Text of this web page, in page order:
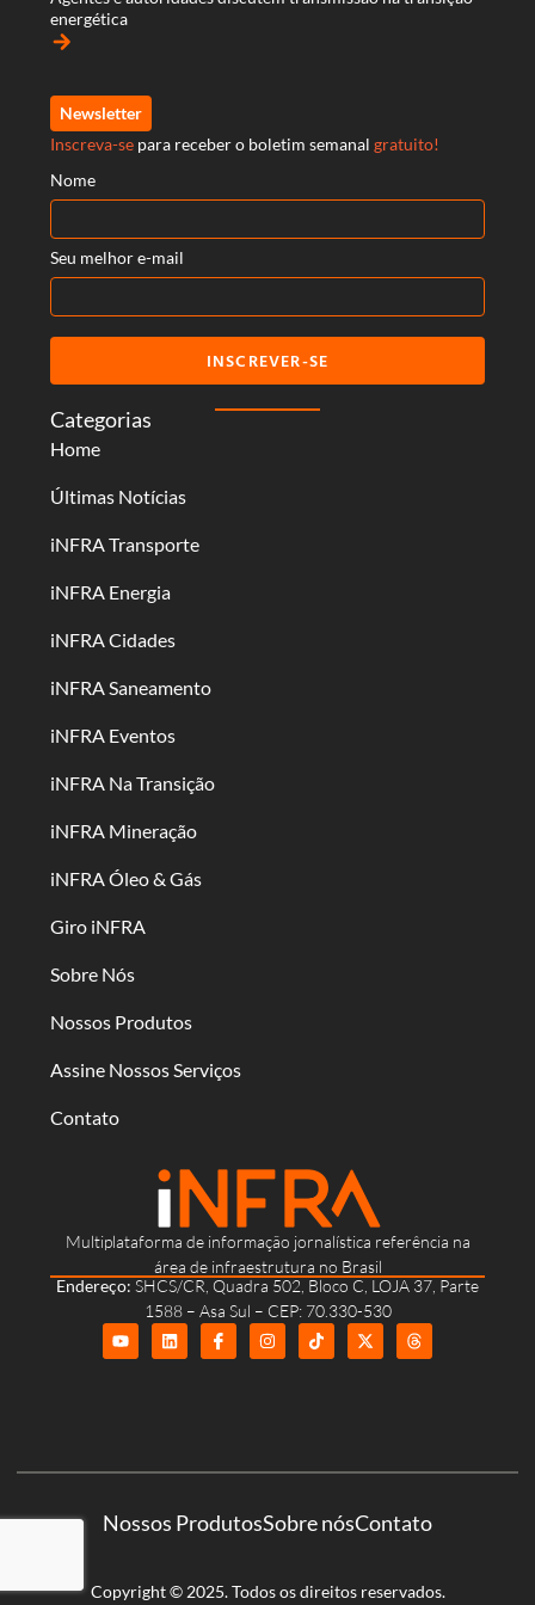
Multiplataforma de informação jornalística referência na
área de infraestrutura no Brasil
Endereço: SHCS/CR, Quadra 502, Bloco C, LOJA 37, Parte
1588 – Asa Sul – CEP: 70.330-530
Categorias
Home
Últimas Notícias
iNFRA Transporte
iNFRA Energia
iNFRA Cidades
iNFRA Saneamento
iNFRA Eventos
iNFRA Na Transição
iNFRA Mineração
iNFRA Óleo & Gás
Giro iNFRA
Sobre Nós
Nossos Produtos
Assine Nossos Serviços
Contato
energética
arrow_forward
Newsletter
Inscreva-se para receber o boletim semanal gratuito!
Nome
Seu melhor e-mail
INSCREVER-SE
Nossos ProdutosSobre nósContato
Copyright © 2025. Todos os direitos reservados.